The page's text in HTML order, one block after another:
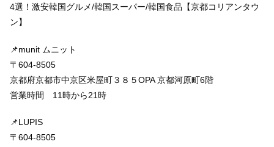
4選！激安韓国グルメ/韓国スーパー/韓国食品【京都コリアンタウ
ン】
📌munit ムニット
〒604-8505
京都府京都市中京区米屋町３８５OPA 京都河原町6階
営業時間 11時から21時
📌LUPIS
〒604-8505